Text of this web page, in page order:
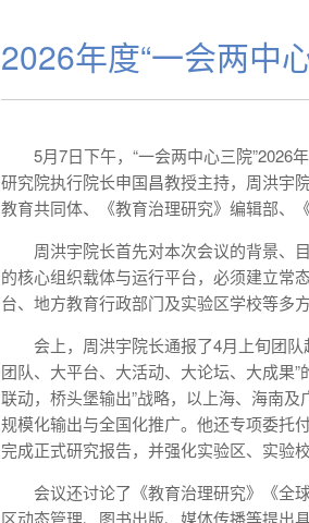
2026年度“一会两中
5月7日下午，“一会两中心三院”2026
研究院执行院长申国昌教授主持，周洪宇
教育共同体、《教育治理研究》编辑部、
周洪宇院长首先对本次会议的背景、
的核心组织载体与运行平台，必须建立常
台、地方教育行政部门及实验区学校等多
会上，周洪宇院长通报了4月上旬团
团队、大平台、大活动、大论坛、大成果
联动，桥头堡输出”战略，以上海、海南及
规模化输出与全国化推广。他还专项委托
完成正式研究报告，并强化实验区、实验
会议还讨论了《教育治理研究》《全
区动态管理、图书出版、媒体传播等提出具